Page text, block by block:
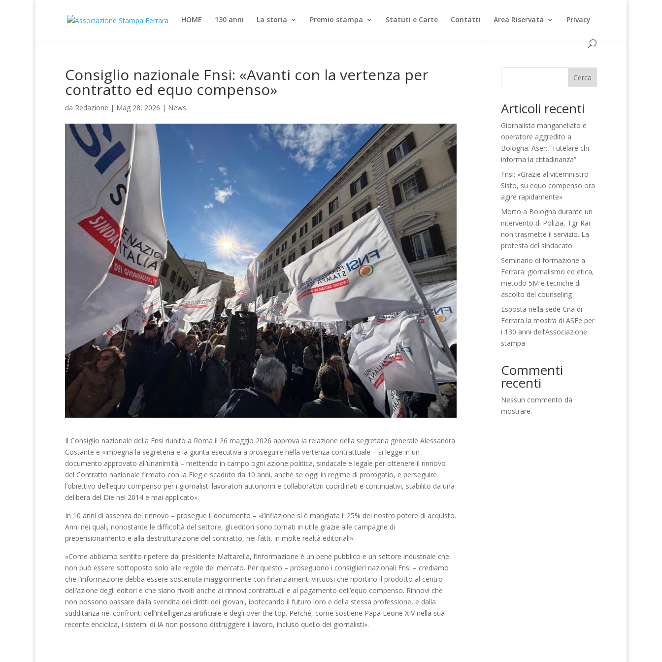
HOME 130 anni La storia Premio stampa Statuti e Carte Contatti Area Riservata Privacy
Consiglio nazionale Fnsi: «Avanti con la vertenza per
contratto ed equo compenso»
da Redazione | Mag 28, 2026 | News
Il Consiglio nazionale della Fnsi riunito a Roma il 26 maggio 2026 approva la relazione della segretaria generale Alessandra
Costante e «impegna la segreteria e la giunta esecutiva a proseguire nella vertenza contrattuale – si legge in un
documento approvato all’unanimità – mettendo in campo ogni azione politica, sindacale e legale per ottenere il rinnovo
del Contratto nazionale firmato con la Fieg e scaduto da 10 anni, anche se oggi in regime di prorogatio, e perseguire
l’obiettivo dell’equo compenso per i giornalisti lavoratori autonomi e collaboratori coordinati e continuativi, stabilito da una
delibera del Die nel 2014 e mai applicato».
In 10 anni di assenza del rinnovo – prosegue il documento – «l’inflazione si è mangiata il 25% del nostro potere di acquisto.
Anni nei quali, nonostante le difficoltà del settore, gli editori sono tornati in utile grazie alle campagne di
prepensionamento e alla destrutturazione del contratto, nei fatti, in molte realtà editoriali».
«Come abbiamo sentito ripetere dal presidente Mattarella, l’informazione è un bene pubblico e un settore industriale che
non può essere sottoposto solo alle regole del mercato. Per questo – proseguono i consiglieri nazionali Fnsi – crediamo
che l’informazione debba essere sostenuta maggiormente con finanziamenti virtuosi che riportino il prodotto al centro
dell’azione degli editori e che siano rivolti anche ai rinnovi contrattuali e al pagamento dell’equo compenso. Rinnovi che
non possono passare dalla svendita dei diritti dei giovani, ipotecando il futuro loro e della stessa professione, e dalla
sudditanza nei confronti dell’intelligenza artificiale e degli over the top. Perché, come sostiene Papa Leone XIV nella sua
recente enciclica, i sistemi di IA non possono distruggere il lavoro, incluso quello dei giornalisti».
Cerca
Articoli recenti
Giornalista manganellato e
operatore aggredito a
Bologna. Aser: “Tutelare chi
informa la cittadinanza”
Fnsi: «Grazie al viceministro
Sisto, su equo compenso ora
agire rapidamente»
Morto a Bologna durante un
intervento di Polizia, Tgr Rai
non trasmette il servizio. La
protesta del sindacato
Seminario di formazione a
Ferrara: giornalismo ed etica,
metodo 5M e tecniche di
ascolto del counseling
Esposta nella sede Cna di
Ferrara la mostra di ASFe per
i 130 anni dell’Associazione
stampa
Commenti
recenti
Nessun commento da
mostrare.